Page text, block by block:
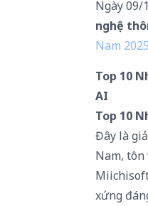
Ngày
nghệ
Nam 2025
Top 10
AI
Top 10
Đây là
Nam,
xứng